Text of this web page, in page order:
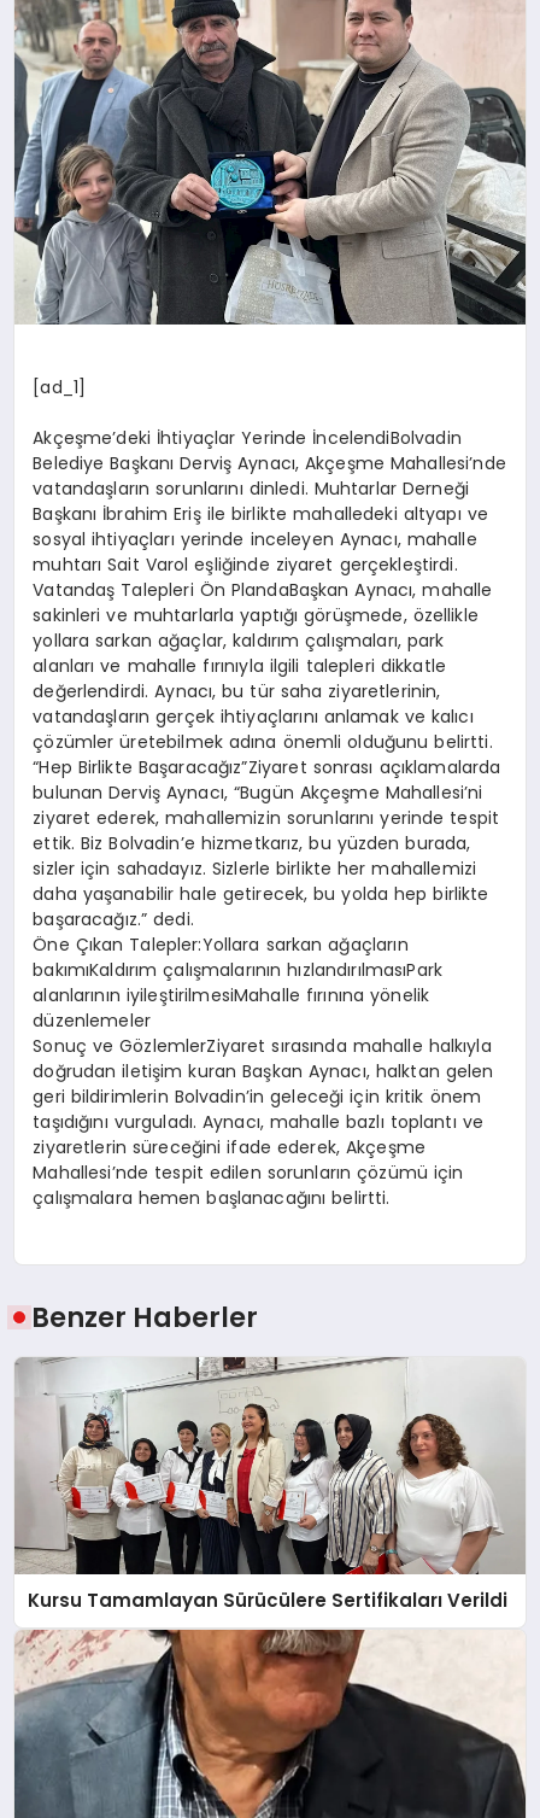
SPOR
YAŞAM
[ad_1]
Akçeşme’deki İhtiyaçlar Yerinde İncelendiBolvadin
Belediye Başkanı Derviş Aynacı, Akçeşme Mahallesi’nde
vatandaşların sorunlarını dinledi. Muhtarlar Derneği
Başkanı İbrahim Eriş ile birlikte mahalledeki altyapı ve
sosyal ihtiyaçları yerinde inceleyen Aynacı, mahalle
muhtarı Sait Varol eşliğinde ziyaret gerçekleştirdi.
Vatandaş Talepleri Ön PlandaBaşkan Aynacı, mahalle
sakinleri ve muhtarlarla yaptığı görüşmede, özellikle
yollara sarkan ağaçlar, kaldırım çalışmaları, park
alanları ve mahalle fırınıyla ilgili talepleri dikkatle
değerlendirdi. Aynacı, bu tür saha ziyaretlerinin,
vatandaşların gerçek ihtiyaçlarını anlamak ve kalıcı
çözümler üretebilmek adına önemli olduğunu belirtti.
“Hep Birlikte Başaracağız”Ziyaret sonrası açıklamalarda
bulunan Derviş Aynacı, “Bugün Akçeşme Mahallesi’ni
ziyaret ederek, mahallemizin sorunlarını yerinde tespit
ettik. Biz Bolvadin’e hizmetkarız, bu yüzden burada,
sizler için sahadayız. Sizlerle birlikte her mahallemizi
daha yaşanabilir hale getirecek, bu yolda hep birlikte
başaracağız.” dedi.
Öne Çıkan Talepler:Yollara sarkan ağaçların
bakımıKaldırım çalışmalarının hızlandırılmasıPark
alanlarının iyileştirilmesiMahalle fırınına yönelik
düzenlemeler
Sonuç ve GözlemlerZiyaret sırasında mahalle halkıyla
doğrudan iletişim kuran Başkan Aynacı, halktan gelen
geri bildirimlerin Bolvadin’in geleceği için kritik önem
taşıdığını vurguladı. Aynacı, mahalle bazlı toplantı ve
ziyaretlerin süreceğini ifade ederek, Akçeşme
Mahallesi’nde tespit edilen sorunların çözümü için
çalışmalara hemen başlanacağını belirtti.
Benzer Haberler
Kursu Tamamlayan Sürücülere Sertifikaları Verildi